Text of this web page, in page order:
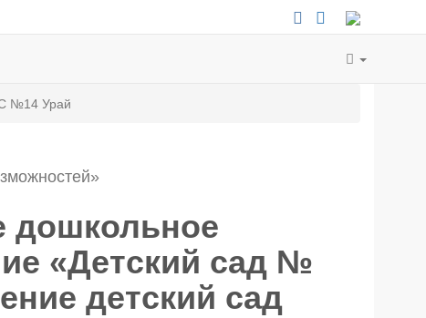
№14 Урай
дошкольное
«Детский сад №
детский сад